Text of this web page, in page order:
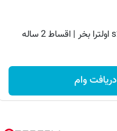
دریافت وام